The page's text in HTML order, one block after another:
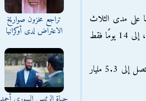
10% إلى 15% من عائدات بنما على مدى الثلاث
سنوات الماضية، مضيفًا أن افتتاح بنما سيغير كل شئ لتقليلها عدد أيام الرحلة، ذهابًا وإيابًا، إلى 14 يومًا فقط
يُذكر، أن الإيرادات السنوية لبنما تصل نحو 2.6 مليار دولار أمريكي، أما قناة السويس تصل إلى 5.3 مليار
تراجع مخزون صواريخ
الاعتراض لدى أوكرانيا